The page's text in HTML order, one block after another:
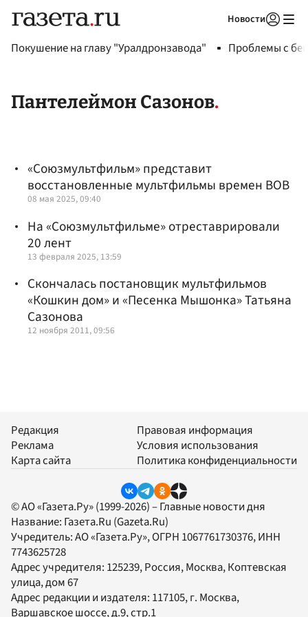
Новости
Покушение на главу "Уралдронзавода" Проблемы с
Пантелеймон Сазонов
«Союзмультфильм» представит
восстановленные мультфильмы времен ВОВ
08 мая 2025, 09:40
На «Союзмультфильме» отреставрировали
20 лент
13 февраля 2025, 13:59
Скончалась постановщик мультфильмов
«Кошкин дом» и «Песенка Мышонка» Татьяна
Сазонова
12 ноября 2011, 09:56
Редакция
Реклама
Карта сайта
Правовая информация
Условия использования
Политика конфиденциальности
© АО «Газета.Ру» (1999-2026) – Главные новости дня
Название: Газета.Ru (Gazeta.Ru)
Учредитель:АО «Газета.Ру», ОГРН 1067761730376, ИНН
7743625728
Адрес учредителя: 125239, Россия, Москва, Коптевская
улица, дом 67
Адрес редакции и издателя: 117105, г. Москва,
Варшавское шоссе, д.9, стр.1